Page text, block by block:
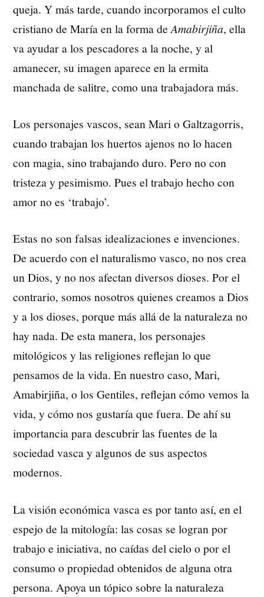
queja. Y más tarde, cuando incorporamos el culto
cristiano de María en la forma deAmabirjiña, ella
va ayudar a los pescadores a la noche, y al
amanecer, su imagen aparece en la ermita
manchada de salitre, como una trabajadora más.
Los personajes vascos, sean Mari o Galtzagorris,
cuando trabajan los huertos ajenos no lo hacen
con magia, sino trabajando duro. Pero no con
tristeza y pesimismo. Pues el trabajo hecho con
amor no es ‘trabajo’.
Estas no son falsas idealizaciones e invenciones.
De acuerdo con el naturalismo vasco, no nos crea
un Dios, y no nos afectan diversos dioses. Por el
contrario, somos nosotros quienes creamos a Dios
y a los dioses, porque más allá de la naturaleza no
hay nada. De esta manera, los personajes
mitológicos y las religiones reflejan lo que
pensamos de la vida. En nuestro caso, Mari,
Amabirjiña, o los Gentiles, reflejan cómo vemos la
vida, y cómo nos gustaría que fuera. De ahí su
importancia para descubrir las fuentes de la
sociedad vasca y algunos de sus aspectos
modernos.
La visión económica vasca es por tanto así, en el
espejo de la mitología: las cosas se logran por
trabajo e iniciativa, no caídas del cielo o por el
consumo o propiedad obtenidos de alguna otra
persona. Apoya un tópico sobre la naturaleza